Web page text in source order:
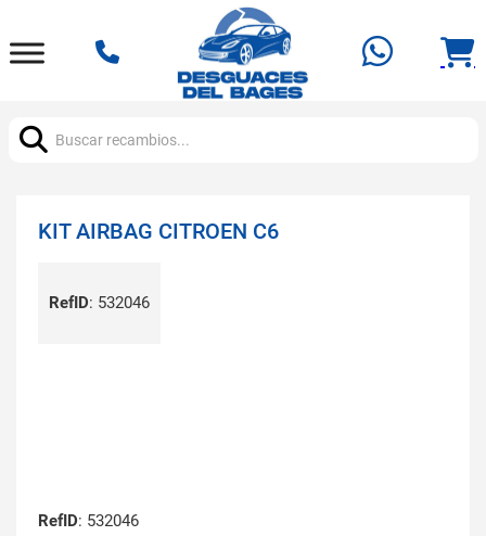
KIT AIRBAG CITROEN C6
RefID: 532046
RefID: 532046